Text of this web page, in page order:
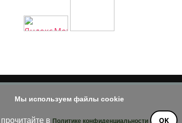
Мы используем файлы cookie
в Политике конфиденциальности OK
© 2014 - 2026
только при наличии активной и